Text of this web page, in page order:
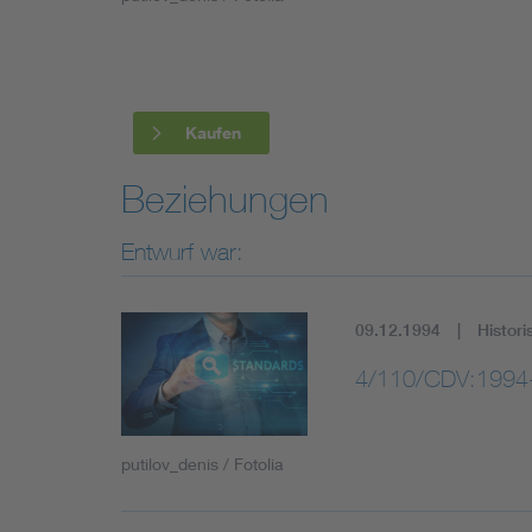
Mobility
Smart Cities
Kaufen
Beziehungen
Entwurf war:
putilov_denis / Fotolia
09.12.1994
4/110/